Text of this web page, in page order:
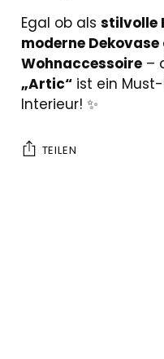
Egal ob als stilvolle
moderne
Wohnaccessoire–
„Artic“ist ein
Interieur! ✨
TEILEN